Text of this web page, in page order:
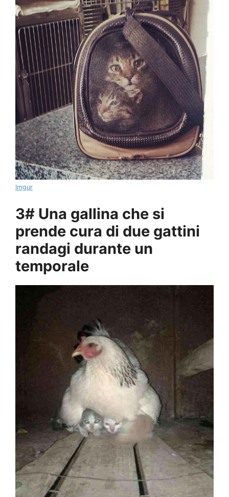
Imgur
3# Una gallina che si
prende cura di due gattini
randagi durante un
temporale